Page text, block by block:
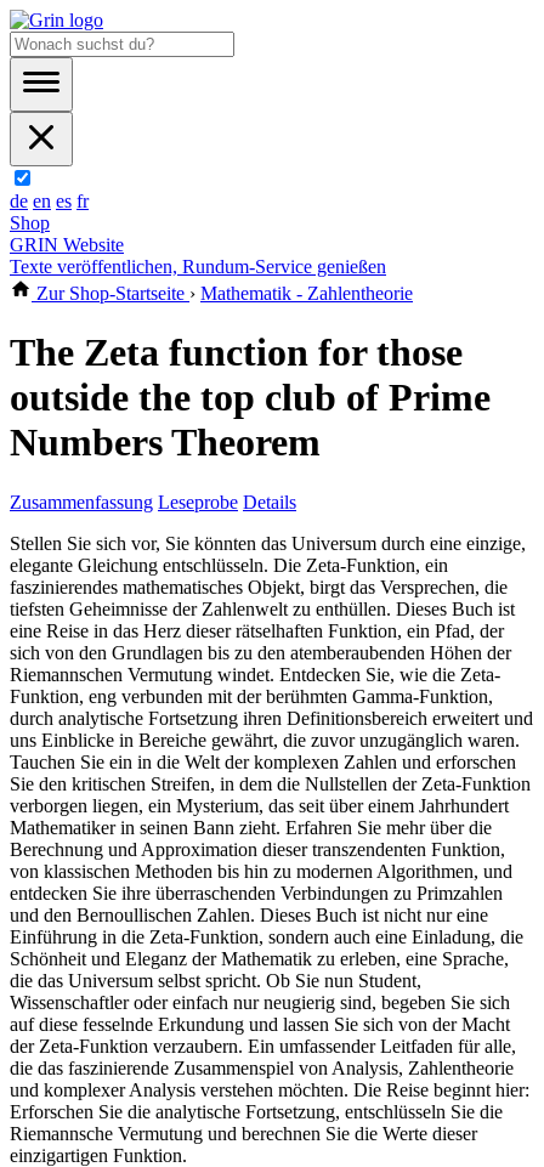
de en es fr
Shop
GRIN Website
Texte veröffentlichen, Rundum-Service genießen
Zur Shop-Startseite › Mathematik - Zahlentheorie
The Zeta function for those
outside the top club of Prime
Numbers Theorem
Zusammenfassung Leseprobe Details
Stellen Sie sich vor, Sie könnten das Universum durch eine einzige,
elegante Gleichung entschlüsseln. Die Zeta-Funktion, ein
faszinierendes mathematisches Objekt, birgt das Versprechen, die
tiefsten Geheimnisse der Zahlenwelt zu enthüllen. Dieses Buch ist
eine Reise in das Herz dieser rätselhaften Funktion, ein Pfad, der
sich von den Grundlagen bis zu den atemberaubenden Höhen der
Riemannschen Vermutung windet. Entdecken Sie, wie die Zeta-
Funktion, eng verbunden mit der berühmten Gamma-Funktion,
durch analytische Fortsetzung ihren Definitionsbereich erweitert und
uns Einblicke in Bereiche gewährt, die zuvor unzugänglich waren.
Tauchen Sie ein in die Welt der komplexen Zahlen und erforschen
Sie den kritischen Streifen, in dem die Nullstellen der Zeta-Funktion
verborgen liegen, ein Mysterium, das seit über einem Jahrhundert
Mathematiker in seinen Bann zieht. Erfahren Sie mehr über die
Berechnung und Approximation dieser transzendenten Funktion,
von klassischen Methoden bis hin zu modernen Algorithmen, und
entdecken Sie ihre überraschenden Verbindungen zu Primzahlen
und den Bernoullischen Zahlen. Dieses Buch ist nicht nur eine
Einführung in die Zeta-Funktion, sondern auch eine Einladung, die
Schönheit und Eleganz der Mathematik zu erleben, eine Sprache,
die das Universum selbst spricht. Ob Sie nun Student,
Wissenschaftler oder einfach nur neugierig sind, begeben Sie sich
auf diese fesselnde Erkundung und lassen Sie sich von der Macht
der Zeta-Funktion verzaubern. Ein umfassender Leitfaden für alle,
die das faszinierende Zusammenspiel von Analysis, Zahlentheorie
und komplexer Analysis verstehen möchten. Die Reise beginnt hier:
Erforschen Sie die analytische Fortsetzung, entschlüsseln Sie die
Riemannsche Vermutung und berechnen Sie die Werte dieser
einzigartigen Funktion.